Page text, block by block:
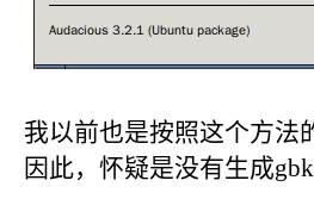
我以前也是按照这个方法
因此，怀疑是没有生成